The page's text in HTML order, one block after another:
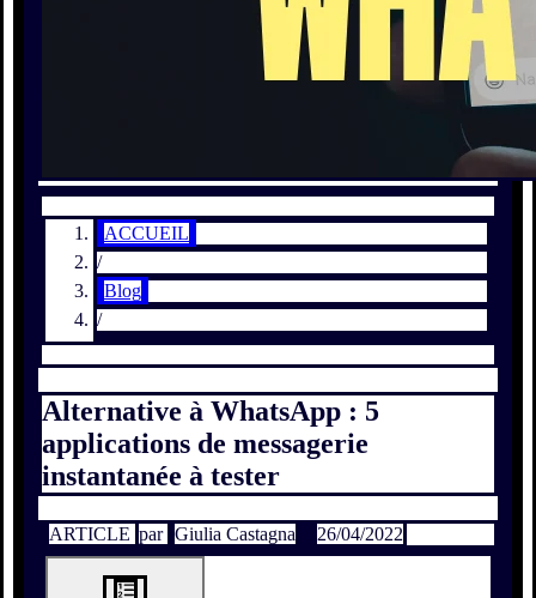
ACCUEIL
/
Blog
/
Alternative à WhatsApp : 5
applications de messagerie
instantanée à tester
ARTICLE par Giulia Castagna 26/04/2022